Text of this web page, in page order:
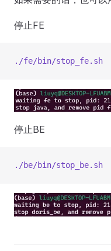
停止FE
./fe/bin/stop_fe.sh
停止BE
./be/bin/stop_be.sh